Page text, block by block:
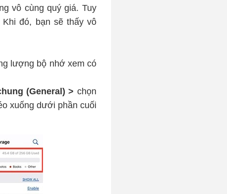
vô cùng quý giá. Tuy
đó, bạn sẽ thấy vô
lượng bộ nhớ xem có
(General) > chọn
xuống dưới phần cuối